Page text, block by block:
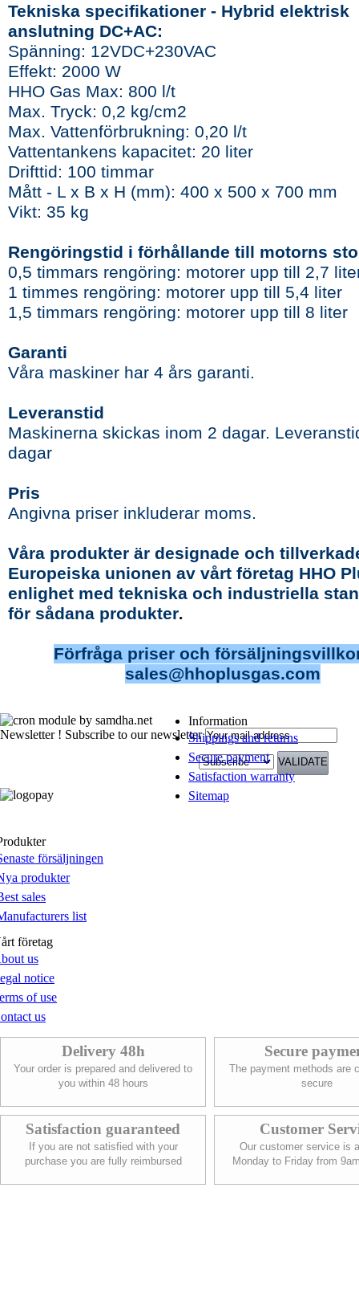
Tekniska specifikationer - Hybrid elektrisk
anslutning DC+AC:
Spänning: 12VDC+230VAC
Effekt: 2000 W
HHO Gas Max: 800 l/t
Max. Tryck: 0,2 kg/cm2
Max. Vattenförbrukning: 0,20 l/t
Vattentankens kapacitet: 20 liter
Drifttid: 100 timmar
Mått - L x B x H (mm): 400 x 500 x 700 mm
Vikt: 35 kg
Rengöringstid i förhållande till motorns
0,5 timmars rengöring: motorer upp till 2,7
1 timmes rengöring: motorer upp till 5,4 liter
1,5 timmars rengöring: motorer upp till 8 liter
Garanti
Våra maskiner har 4 års garanti.
Leveranstid
Maskinerna skickas inom 2 dagar.
dagar
Pris
Angivna priser inkluderar moms.
Våra produkter är designade och
Europeiska unionen av vårt företag HHO
enlighet med tekniska och industriella
för sådana produkter.
Förfråga priser och
sales@hhoplusgas.com
Newsletter ! Subscribe to our newsletter
Information
Shippings and returns
Secure payment
Satisfaction warranty
Sitemap
försäljningen
produkter
sales
list
företag
us
notice
of use
us
Delivery 48h
Your order is prepared and delivered to
you within 48 hours
Secure
The payment methods are
secure
Satisfaction guaranteed
If you are not satisfied with your
purchase you are fully reimbursed
Customer
Our customer service is
Monday to Friday from